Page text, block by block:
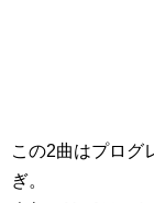
この2曲はプログ
ぎ。